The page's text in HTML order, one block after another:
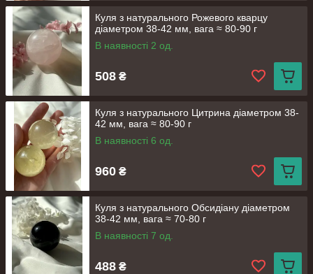
Куля з натурального Рожевого кварцу
діаметром 38-42 мм, вага ≈ 80-90 г
В наявності 2 од.
508 ₴
Куля з натурального Цитрина діаметром 38-
42 мм, вага ≈ 80-90 г
В наявності 6 од.
960 ₴
Куля з натурального Обсидіану діаметром
38-42 мм, вага ≈ 70-80 г
В наявності 7 од.
488 ₴